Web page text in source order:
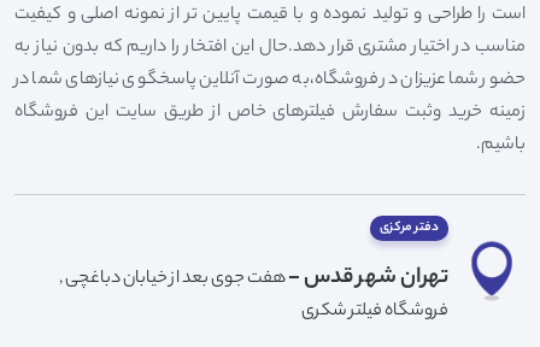
است را طراحی و تولید نموده و با قیمت پایین تر از نمونه اصلی و کیفیت
مناسب در اختیار مشتری قرار دهد.حال این افتخار را داریم که بدون نیاز به
حضور شما عزیزان در فروشگاه،به صورت آنلاین پاسخگوی نیازهای شما در
زمینه خرید وثبت سفارش فیلترهای خاص از طریق سایت این فروشگاه
باشیم.
دفتر مرکزی
تهران شهر قدس -هفت جوی بعد از خیابان دباغچی ,
فروشگاه فیلتر شکری